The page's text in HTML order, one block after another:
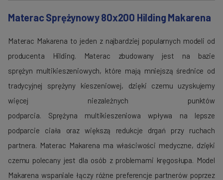
Materac Sprężynowy 80x200 Hilding Makarena
Materac Makarena to jeden z najbardziej popularnych modeli od
producenta
Hilding
Materac zbudowany jest na bazie
sprężyn multikieszeniowych, które mają mniejszą średnice od
tradycyjnej sprężyny kieszeniowej, dzięki czemu uzyskujemy
więcej niezależnych punktów
podparcia. Sprężyna multikieszeniowa wpływa na lepsze
podparcie ciała oraz większą redukcje drgań przy ruchach
partnera.
Materac Makarena ma właściwości medyczne, dzięki
czemu polecany jest dla osób z problemami kręgosłupa.
Model
Makarena wspaniale łączy różne preferencje partnerów poprzez